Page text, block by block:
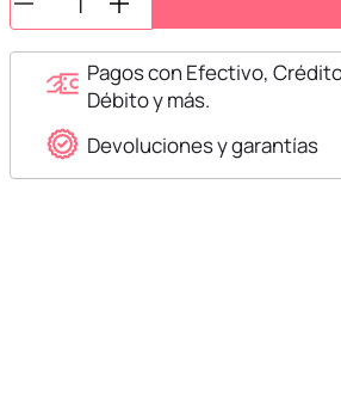
Pagos con Efectivo,
Débito y más.
Devoluciones y garantías